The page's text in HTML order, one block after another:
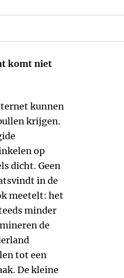
komt niet
kunnen
krijgen.
op
dicht. Geen
in de
meetelt: het
minder
de
tot een
De kleine